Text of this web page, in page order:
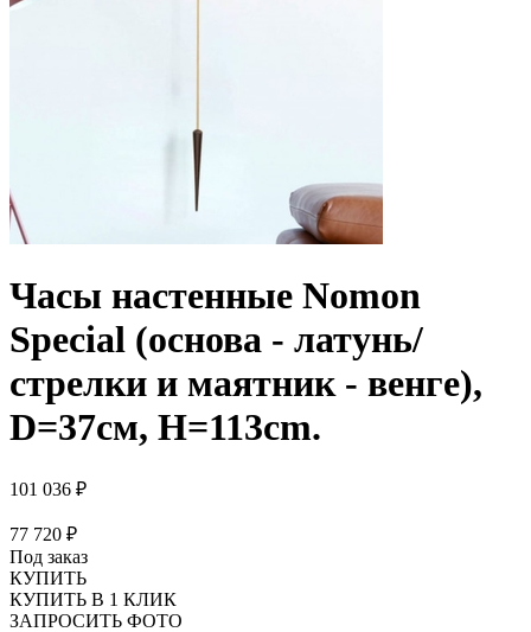
Часы настенные Nomon
Special (основа - латунь/
стрелки и маятник - венге),
D=37см, Н=113cm.
101 036 ₽
77 720 ₽
Под заказ
КУПИТЬ
КУПИТЬ В 1 КЛИК
ЗАПРОСИТЬ ФОТО